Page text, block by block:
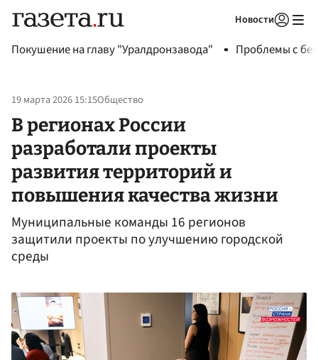
Новости
Покушение на главу "Уралдронзавода" Проблемы с
19 марта 2026 15:15Общество
В регионах России
разработали проекты
развития территорий и
повышения качества жизни
Муниципальные команды 16 регионов
защитили проекты по улучшению городской
среды